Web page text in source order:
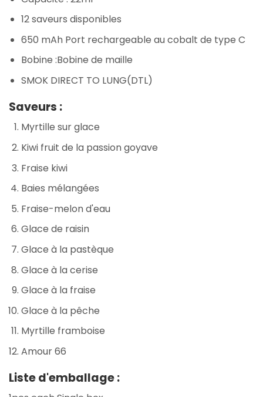
12 saveurs disponibles
650 mAh Port rechargeable au cobalt de type C
Bobine :Bobine de maille
SMOK DIRECT TO LUNG(DTL)
Saveurs :
Myrtille sur glace
Kiwi fruit de la passion goyave
Fraise kiwi
Baies mélangées
Fraise-melon d'eau
Glace de raisin
Glace à la pastèque
Glace à la cerise
Glace à la fraise
Glace à la pêche
Myrtille framboise
Amour 66
Liste d'emballage :